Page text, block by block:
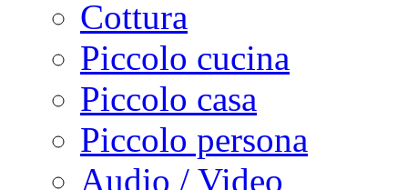
Cottura
Piccolo cucina
Piccolo casa
Piccolo persona
Audio / Video